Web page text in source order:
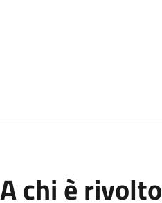
A chi è rivolto